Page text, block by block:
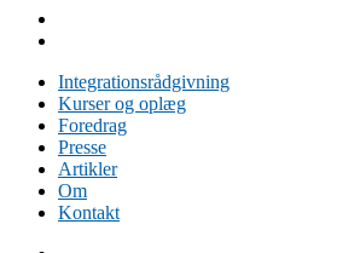
Integrationsrådgivning
Kurser og oplæg
Foredrag
Presse
Artikler
Om
Kontakt